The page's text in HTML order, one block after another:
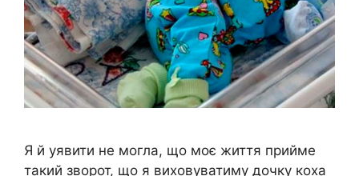
Я й уявити не могла, що моє життя прийме
такий зворот, що я виховуватиму дочку коxа